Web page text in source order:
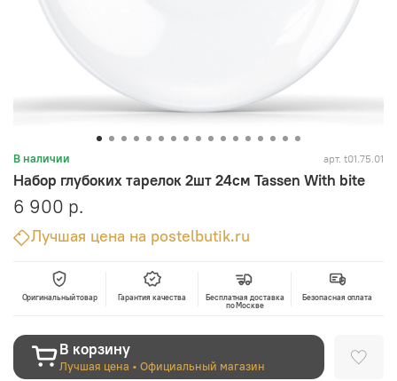
В наличии арт. t01.75.01
Набор глубоких тарелок 2шт 24см Tassen With bite
6 900 р.
Лучшая цена на postelbutik.ru
Оригинальный товар Гарантия качества
Бесплатная доставка
по Москве
Безопасная оплата
В корзину
Лучшая цена • Официальный магазин